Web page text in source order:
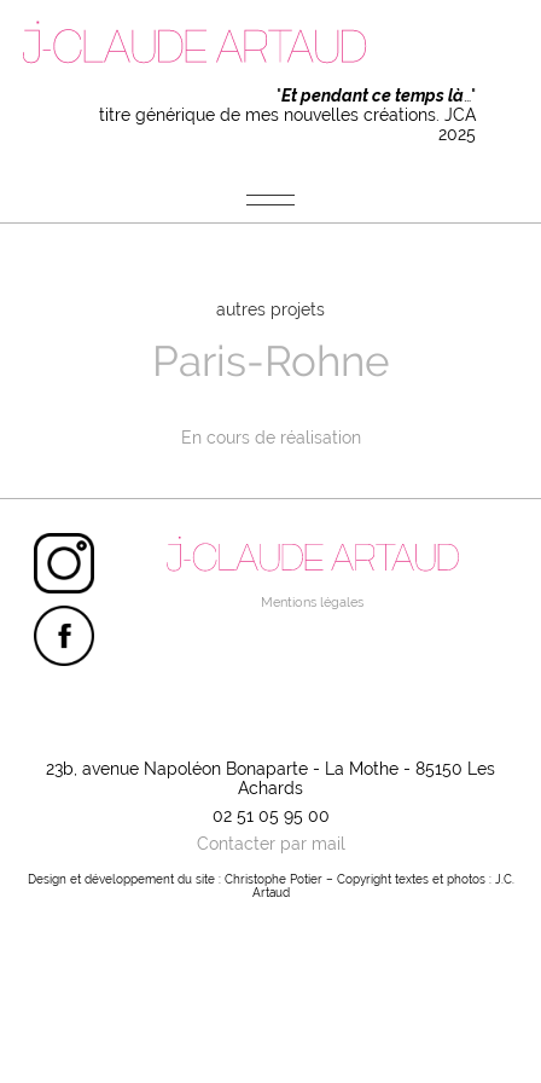
"Et pendant ce temps là …"
titre générique de mes nouvelles créations. JCA
2025
autres projets
Paris-Rohne
En cours de réalisation
Instagram
Mentions légales
23b, avenue Napoléon Bonaparte - La Mothe - 85150 Les
Achards
02 51 05 95 00
Contacter par mail
Design et développement du site : Christophe Potier – Copyright textes et photos : J.C.
Artaud